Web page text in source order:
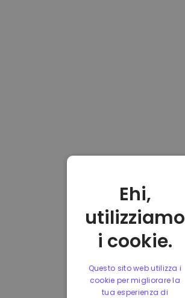
Ehi,
utilizziamo
i cookie.
Questo sito web utilizza i
cookie per migliorare la
tua esperienza di